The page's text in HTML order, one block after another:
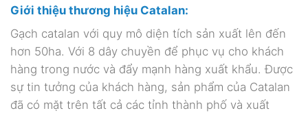
Giới thiệu thương hiệu Catalan:
Gạch catalan với quy mô diện tích sản xuất lên đến
hơn 50ha. Với 8 dây chuyền để phục vụ cho khách
hàng trong nước và đẩy mạnh hàng xuất khẩu. Được
sự tin tưởng của khách hàng, sản phẩm của Catalan
đã có mặt trên tất cả các tỉnh thành phố và xuất